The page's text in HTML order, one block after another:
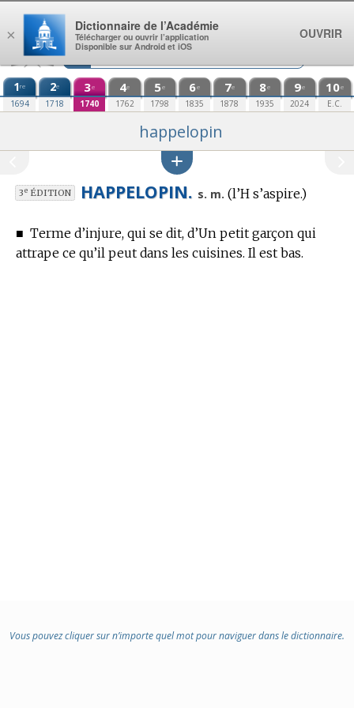
Aller au contenu
1re
1694
2e
1718
3e
1740
4e
1762
5e
1798
6e
1835
7e
1878
8e
1935
9e
2024
10e
E.C.
happelopin
3eÉDITION HAPPELOPIN. s. m. (l’H s’aspire.)
■ Terme d’injure, qui se dit, d’Un petit garçon qui
attrape ce qu’il peut dans les cuisines. Il est bas.
Vous pouvez cliquer sur n’importe quel mot pour naviguer dans le dictionnaire.
×
Dictionnaire de l’Académie
Télécharger ou ouvrir l’application
Disponible sur Android et iOS
OUVRIR